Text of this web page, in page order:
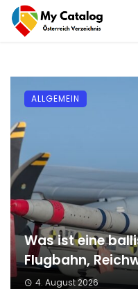
Was ist eine
Flugbahn,
4. August 2026
ALLGEMEIN